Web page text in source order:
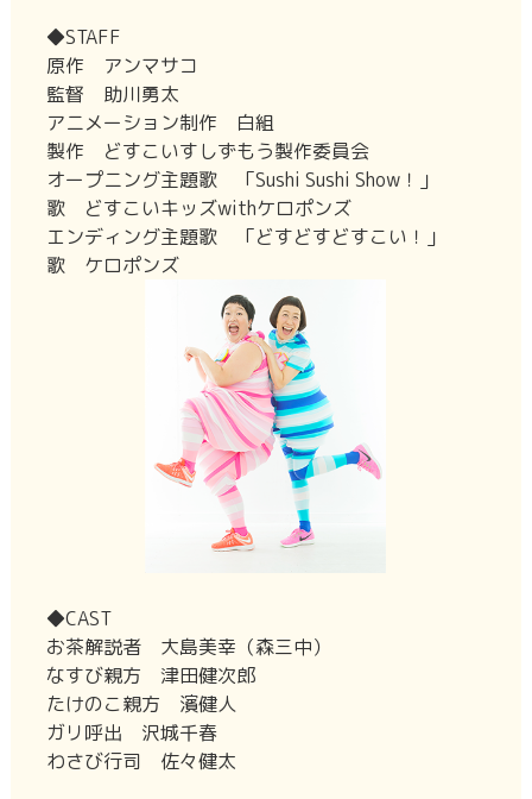
◆STAFF
原作 アンマサコ
監督 助川勇太
アニメーション制作 白組
製作 どすこいすしずもう製作委員会
オープニング主題歌 「Sushi Sushi Show！」
歌 どすこいキッズwithケロポンズ
エンディング主題歌 「どすどすどすこい！」
歌 ケロポンズ
◆CAST
お茶解説者 大島美幸（森三中）
なすび親方 津田健次郎
たけのこ親方 濱健人
ガリ呼出 沢城千春
わさび行司 佐々健太